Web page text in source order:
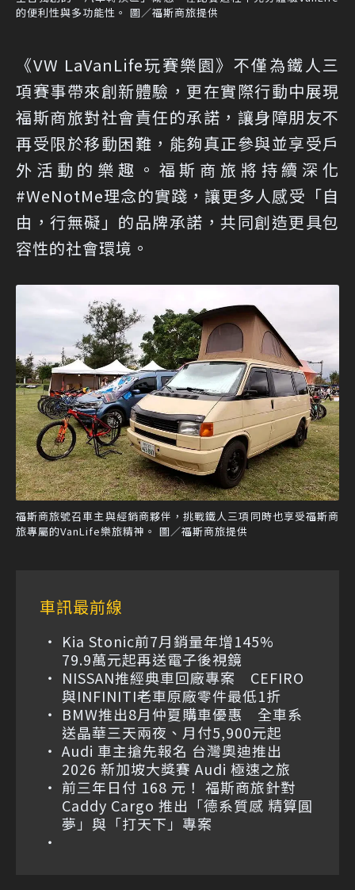
的便利性與多功能性。 圖／福斯商旅提供
《VW LaVanLife玩賽樂園》不僅為鐵人三
項賽事帶來創新體驗，更在實際行動中展現
福斯商旅對社會責任的承諾，讓身障朋友不
再受限於移動困難，能夠真正參與並享受戶
外活動的樂趣。福斯商旅將持續深化
#WeNotMe理念的實踐，讓更多人感受「自
由，行無礙」的品牌承諾，共同創造更具包
容性的社會環境。
福斯商旅號召車主與經銷商夥伴，挑戰鐵人三項同時也享受福斯商
旅專屬的VanLife樂旅精神。 圖／福斯商旅提供
車訊最前線
Kia Stonic前7月銷量年增145%
79.9萬元起再送電子後視鏡
NISSAN推經典車回廠專案 CEFIRO
與INFINITI老車原廠零件最低1折
BMW推出8月仲夏購車優惠 全車系
送晶華三天兩夜、月付5,900元起
Audi 車主搶先報名 台灣奧迪推出
2026 新加坡大獎賽 Audi 極速之旅
前三年日付 168 元！ 福斯商旅針對
Caddy Cargo 推出「德系質感 精算圓
夢」與「打天下」專案